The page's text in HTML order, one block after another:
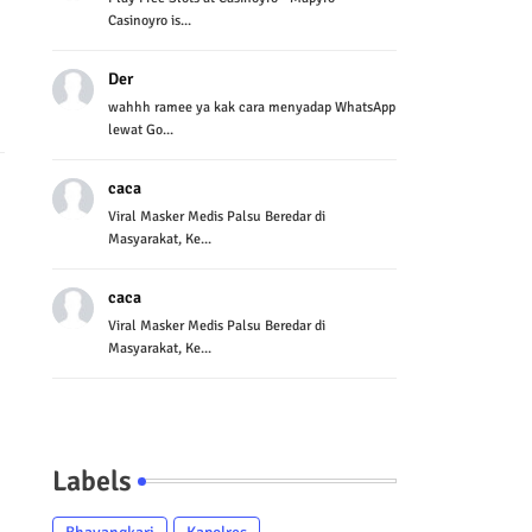
Casinoyro is...
Der
wahhh ramee ya kak cara menyadap WhatsApp
lewat Go...
caca
Viral Masker Medis Palsu Beredar di
Masyarakat, Ke...
caca
Viral Masker Medis Palsu Beredar di
Masyarakat, Ke...
Labels